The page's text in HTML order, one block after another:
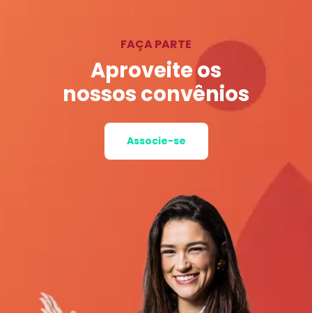
FAÇA PARTE
Aproveite os
nossos convênios
Associe-se